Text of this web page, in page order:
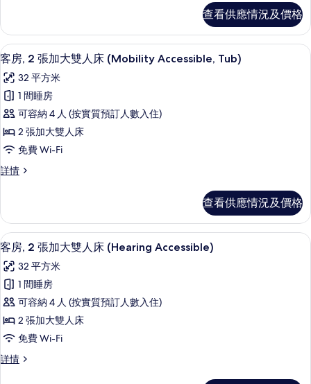
大
雙
人
床
(Mobility/Hearing
Accessible,
Tub)
的
片
加
大
雙
床
(Mobility/Hearing
Accessible,
Tub)
詳
情
查看供應情況及價格
載
入
所
有
客
房,
張
大
雙
人
床
(Mobility
Accessible,
Tub)
的
片
書桌、手提電腦工作空間、遮光窗簾/
5
客房, 2 張加大雙人床 (Mobility Accessible, Tub)
32 平方米
1 間睡房
可容納 4 人 (按實質預訂人數入住)
2 張加大雙人床
免費 Wi-Fi
詳情
客
加
大
雙
床
(Mobility
Accessible,
Tub)
詳
情
查看供應情況及價格
載
入
所
有
客
房,
張
書桌、手提電腦工作空間、遮光窗簾/
5
客房, 2 張加大雙人床 (Hearing Accessible)
32 平方米
1 間睡房
可容納 4 人 (按實質預訂人數入住)
2 張加大雙人床
免費 Wi-Fi
詳情
客